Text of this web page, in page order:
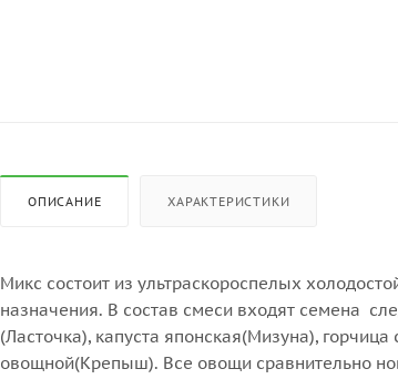
ОПИСАНИЕ ХАРАКТЕРИСТИКИ
Микс состоит из ультраскороспелых
назначения. В состав смеси входят семена
(Ласточка), капуста японская(Мизуна),
овощной(Крепыш). Все овощи сравнительно